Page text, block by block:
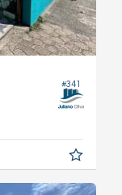
#341